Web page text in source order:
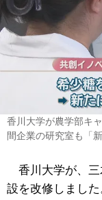
香川大学が農学部キ
間企業の研究室も「
香川大学が、三
設を改修しました